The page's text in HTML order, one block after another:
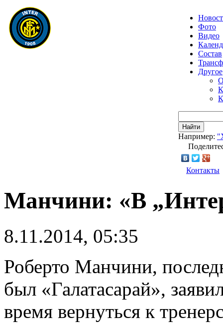
Фото
Видео
Состав
Другое
Найти
Например:
Контакты
Манчини: «В
8.11.2014, 05:35
Роберто Манчини,
был «Галатасарай»,
время вернуться к